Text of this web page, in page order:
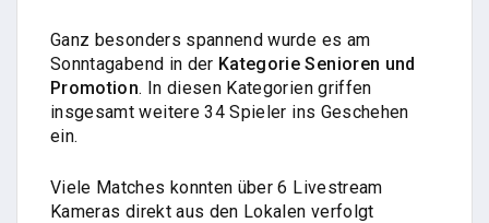
Ganz besonders spannend wurde es am
Sonntagabend in der Kategorie Senioren und
Promotion. In diesen Kategorien griffen
insgesamt weitere 34 Spieler ins Geschehen
ein.
Viele Matches konnten über 6 Livestream
Kameras direkt aus den Lokalen verfolgt